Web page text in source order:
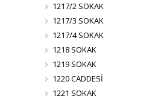
1217/2 SOKAK
1217/3 SOKAK
1217/4 SOKAK
1218 SOKAK
1219 SOKAK
1220 CADDESİ
1221 SOKAK